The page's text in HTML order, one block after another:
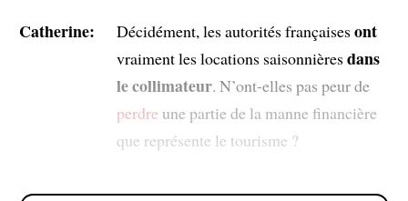
Catherine: Décidément, les autorités françaisesont
vraiment les locations saisonnièresdans
le collimateur. N’ont-elles pas peur de
perdre une partie de la manne financière
que représente le tourisme ?